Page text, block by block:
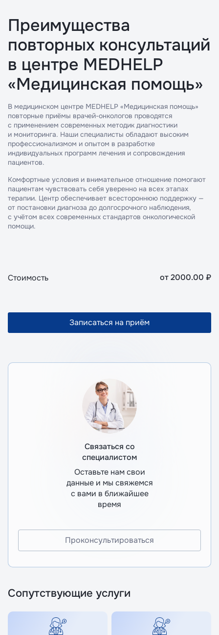
Преимущества
повторных консультаций
в центре MEDHELP
«Медицинская помощь»
В медицинском центре MEDHELP «Медицинская помощь»
повторные приёмы врачей-онкологов проводятся
с применением современных методик диагностики
и мониторинга. Наши специалисты обладают высоким
профессионализмом и опытом в разработке
индивидуальных программ лечения и сопровождения
пациентов.
Комфортные условия и внимательное отношение помогают
пациентам чувствовать себя уверенно на всех этапах
терапии. Центр обеспечивает всестороннюю поддержку —
от постановки диагноза до долгосрочного наблюдения,
с учётом всех современных стандартов онкологической
помощи.
Стоимость от2000.00 ₽
Записаться на приём
Связаться со
специалистом
Оставьте нам свои
данные и мы свяжемся
с вами в ближайшее
время
Проконсультироваться
Сопутствующие услуги